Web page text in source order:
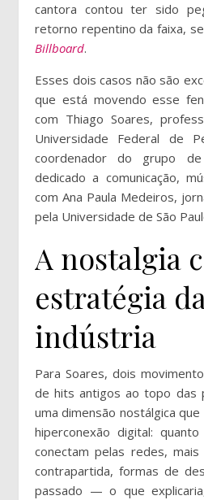
cantora contou ter sido
retorno repentino da faixa,
Billboard.
Esses dois casos não são
que está movendo esse
com Thiago Soares,
Universidade Federal de
coordenador do grupo de
dedicado a comunicação,
com Ana Paula Medeiros,
pela Universidade de São
A nostalgia
estratégia
indústria
Para Soares, dois
de hits antigos ao topo das
uma dimensão nostálgica
hiperconexão digital:
conectam pelas redes,
contrapartida, formas de
passado — o que